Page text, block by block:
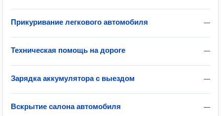
—
Прикуривание легкового автомобиля
—
Техническая помощь на дороге
—
Зарядка аккумулятора с выездом
—
Вскрытие салона автомобиля